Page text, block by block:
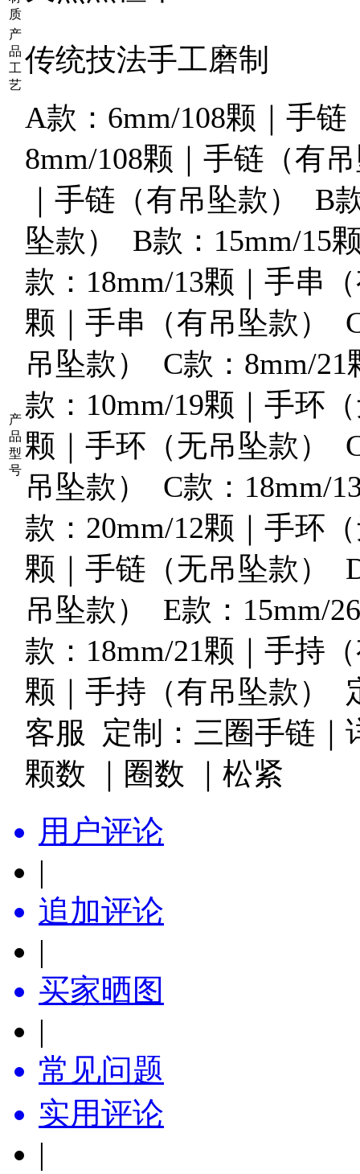
质
产
品
工
艺
传统技法手工磨制
产
品
型
号
A款：6mm/108颗｜手
8mm/108颗｜手链（有
｜手链（有吊坠款） B
坠款） B款：15mm/15
款：18mm/13颗｜手串
颗｜手串（有吊坠款）
吊坠款） C款：8mm/
款：10mm/19颗｜手环
颗｜手环（无吊坠款）
吊坠款） C款：18mm/
款：20mm/12颗｜手环
颗｜手链（无吊坠款）
吊坠款） E款：15mm/
款：18mm/21颗｜手持
颗｜手持（有吊坠款）
客服 定制：三圈手链｜
颗数 ｜圈数 ｜松紧
用户评论
|
追加评论
|
买家晒图
|
常见问题
实用评论
|